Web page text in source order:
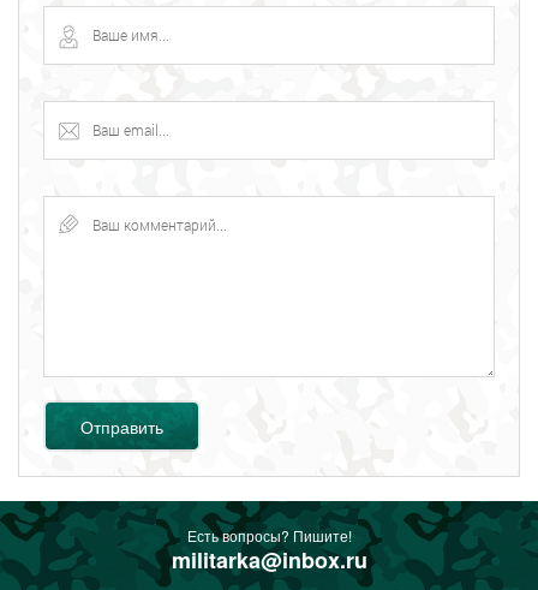
Отправить
Есть вопросы? Пишите!
militarka@inbox.ru